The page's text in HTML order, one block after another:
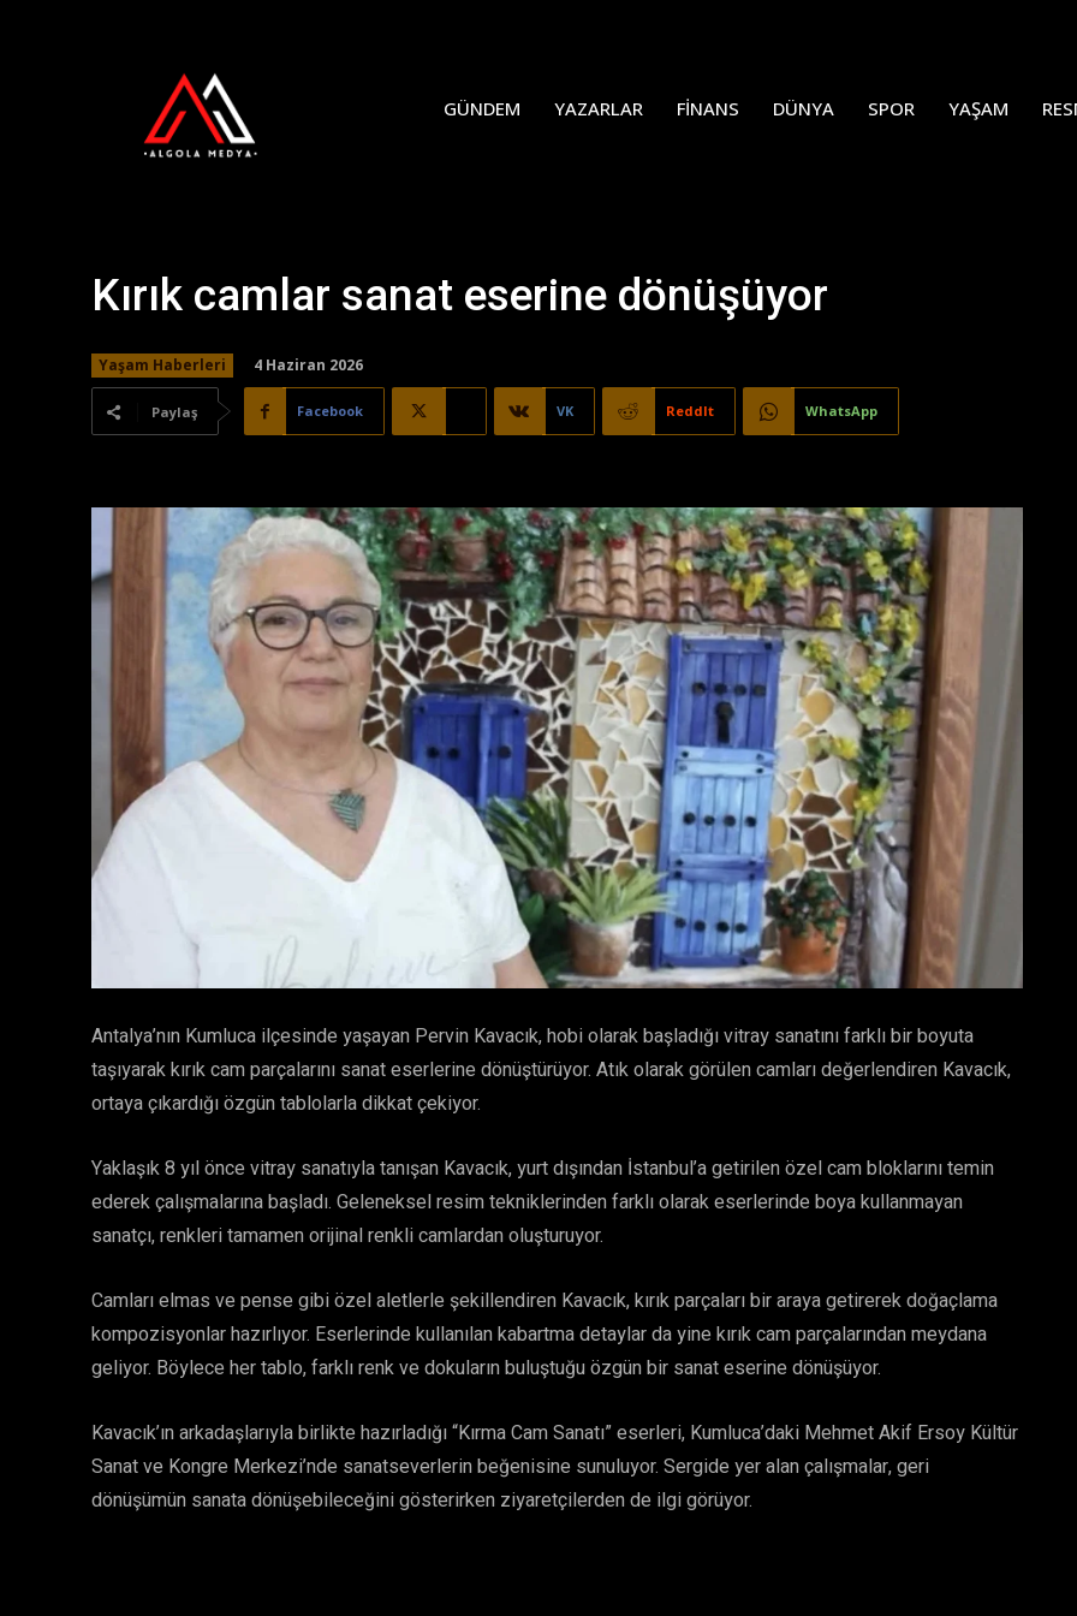
GÜNDEM YAZARLAR FINANS DÜNYA SPOR YAŞAM
Kırık camlar sanat eserine dönüşüyor
Yaşam Haberleri 4 Haziran 2026
Paylaş Facebook VK ReddIt WhatsApp
Antalya’nın Kumluca ilçesinde yaşayan Pervin Kavacık, hobi olarak başladığı vitray sanatını farklı bir boyuta
taşıyarak kırık cam parçalarını sanat eserlerine dönüştürüyor. Atık olarak görülen camları değerlendiren Kavacık,
ortaya çıkardığı özgün tablolarla dikkat çekiyor.
Yaklaşık 8 yıl önce vitray sanatıyla tanışan Kavacık, yurt dışından İstanbul’a getirilen özel cam bloklarını temin
ederek çalışmalarına başladı. Geleneksel resim tekniklerinden farklı olarak eserlerinde boya kullanmayan
sanatçı, renkleri tamamen orijinal renkli camlardan oluşturuyor.
Camları elmas ve pense gibi özel aletlerle şekillendiren Kavacık, kırık parçaları bir araya getirerek doğaçlama
kompozisyonlar hazırlıyor. Eserlerinde kullanılan kabartma detaylar da yine kırık cam parçalarından meydana
geliyor. Böylece her tablo, farklı renk ve dokuların buluştuğu özgün bir sanat eserine dönüşüyor.
Kavacık’ın arkadaşlarıyla birlikte hazırladığı “Kırma Cam Sanatı” eserleri, Kumluca’daki Mehmet Akif Ersoy Kültür
Sanat ve Kongre Merkezi’nde sanatseverlerin beğenisine sunuluyor. Sergide yer alan çalışmalar, geri
dönüşümün sanata dönüşebileceğini gösterirken ziyaretçilerden de ilgi görüyor.